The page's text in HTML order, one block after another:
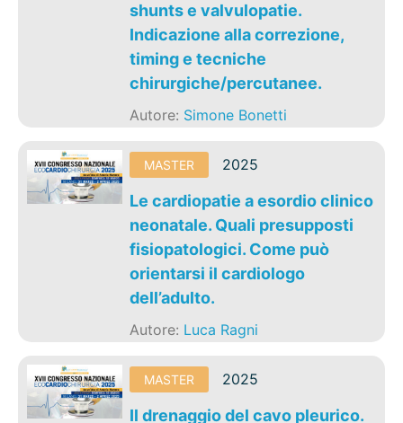
shunts e valvulopatie.
Indicazione alla correzione,
timing e tecniche
chirurgiche/percutanee.
Autore: Simone Bonetti
MASTER 2025
Le cardiopatie a esordio clinico
neonatale. Quali presupposti
fisiopatologici. Come può
orientarsi il cardiologo
dell’adulto.
Autore: Luca Ragni
MASTER 2025
Il drenaggio del cavo pleurico.